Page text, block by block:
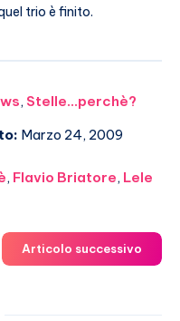
trio è finito.
, Stelle...perchè?
Marzo 24, 2009
, Flavio Briatore, Lele
Articolo successivo